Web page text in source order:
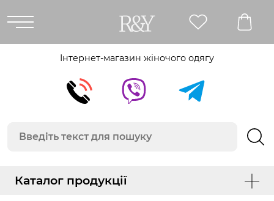
Інтернет-магазин жіночого одягу
Каталог продукції